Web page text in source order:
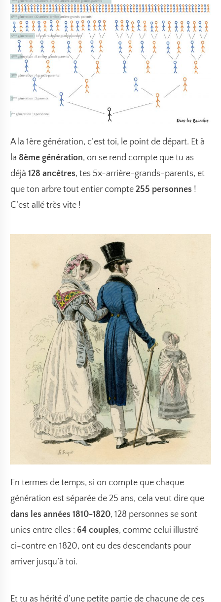
A la 1ère génération, c’est toi, le point de départ. Et à
la 8ème génération, on se rend compte que tu as
déjà 128 ancêtres, tes 5x-arrière-grands-parents, et
que ton arbre tout entier compte 255 personnes !
C’est allé très vite !
En termes de temps, si on compte que chaque
génération est séparée de 25 ans, cela veut dire que
dans les années 1810-1820, 128 personnes se sont
unies entre elles : 64 couples, comme celui illustré
ci-contre en 1820, ont eu des descendants pour
arriver jusqu’à toi.
Et tu as hérité d’une petite partie de chacune de ces